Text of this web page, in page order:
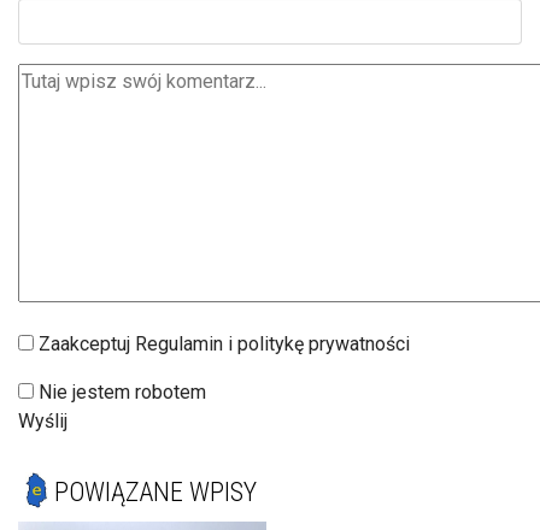
Zaakceptuj Regulamin i politykę prywatności
Nie jestem robotem
Wyślij
POWIĄZANE WPISY